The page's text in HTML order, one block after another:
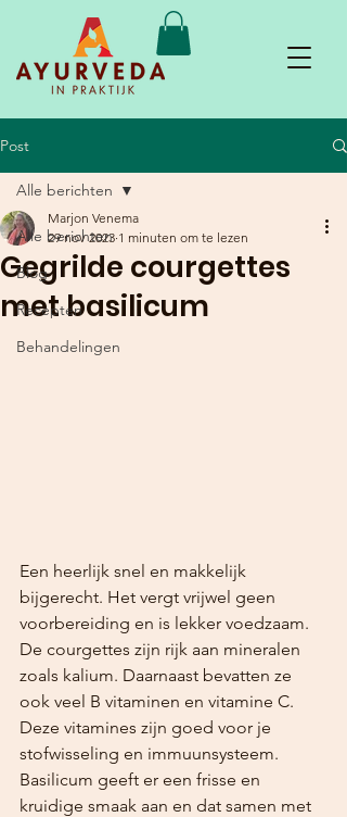
Post
Alle berichten
Blog
Recepten
Behandelingen
Alle berichten
Gegrilde courgettes
met basilicum
Marjon Venema
29 nov 2023 1 minuten om te lezen
Een heerlijk snel en makkelijk
bijgerecht. Het vergt vrijwel geen
voorbereiding en is lekker voedzaam.
De courgettes zijn rijk aan mineralen
zoals kalium. Daarnaast bevatten ze
ook veel B vitaminen en vitamine C.
Deze vitamines zijn goed voor je
stofwisseling en immuunsysteem.
Basilicum geeft er een frisse en
kruidige smaak aan en dat samen met